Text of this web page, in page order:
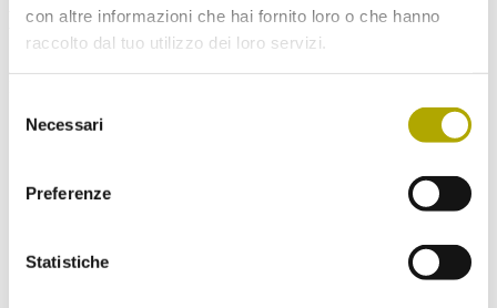
con altre informazioni che hai fornito loro o che hanno
raccolto dal tuo utilizzo dei loro servizi.
delNecessari
Preferenze
Statistiche
Non mancare ai nostri prossimi eventi!
Novità dal Museo di Scienze (Aggiornamenti
Ritorno nelle Alpi (Novità, fatti e retroscena